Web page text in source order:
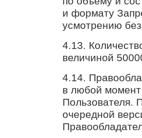
и формату
усмотрению
4.13.
величиной
4.14.
в любой момент
Пользователя.
очередной